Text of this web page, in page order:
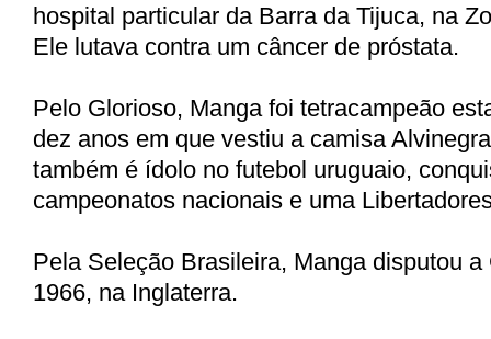
hospital particular da Barra da Tijuca, na
Ele lutava contra um câncer de próstata.
Pelo Glorioso, Manga foi tetracampeão
dez anos em que vestiu a camisa
também é ídolo no futebol uruguaio,
campeonatos nacionais e uma
Pela Seleção Brasileira, Manga disputou
1966, na Inglaterra.